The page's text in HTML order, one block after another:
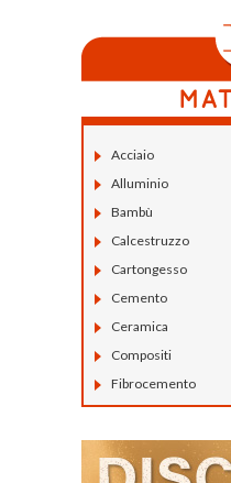
Acciaio
Alluminio
Bambù
Calcestruzzo
Cartongesso
Cemento
Ceramica
Compositi
Fibrocemento